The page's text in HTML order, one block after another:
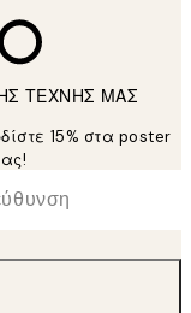
ΤΕΧΝΗΣ ΜΑΣ
15% στα poster